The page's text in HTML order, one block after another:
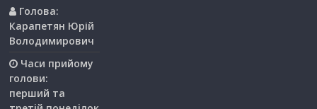
Голова:
Карапетян Юрій
Володимирович
Часи прийому
голови:
перший та